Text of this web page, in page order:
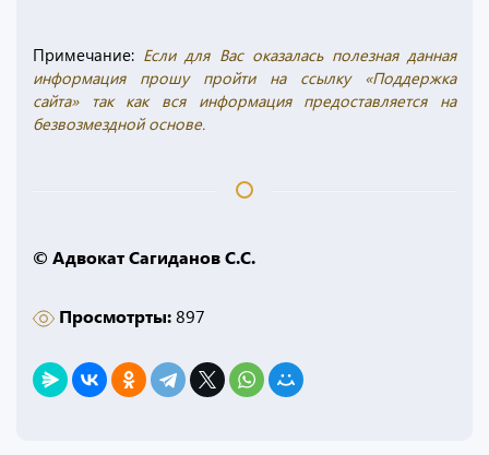
Примечание: Если для Вас оказалась полезная данная
информация прошу пройти на ссылку «Поддержка
сайта» так как вся информация предоставляется на
безвозмездной основе.
© Адвокат Сагиданов С.С.
Просмотрты:897